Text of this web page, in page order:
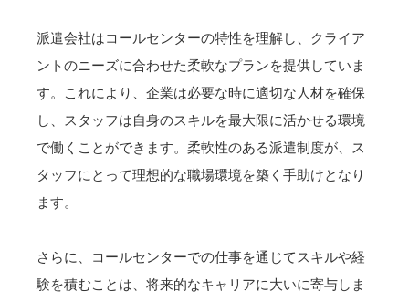
派遣会社はコールセンターの特性を理解し、クライア
ントのニーズに合わせた柔軟なプランを提供していま
す。これにより、企業は必要な時に適切な人材を確保
し、スタッフは自身のスキルを最大限に活かせる環境
で働くことができます。柔軟性のある派遣制度が、ス
タッフにとって理想的な職場環境を築く手助けとなり
ます。
さらに、コールセンターでの仕事を通じてスキルや経
験を積むことは、将来的なキャリアに大いに寄与しま